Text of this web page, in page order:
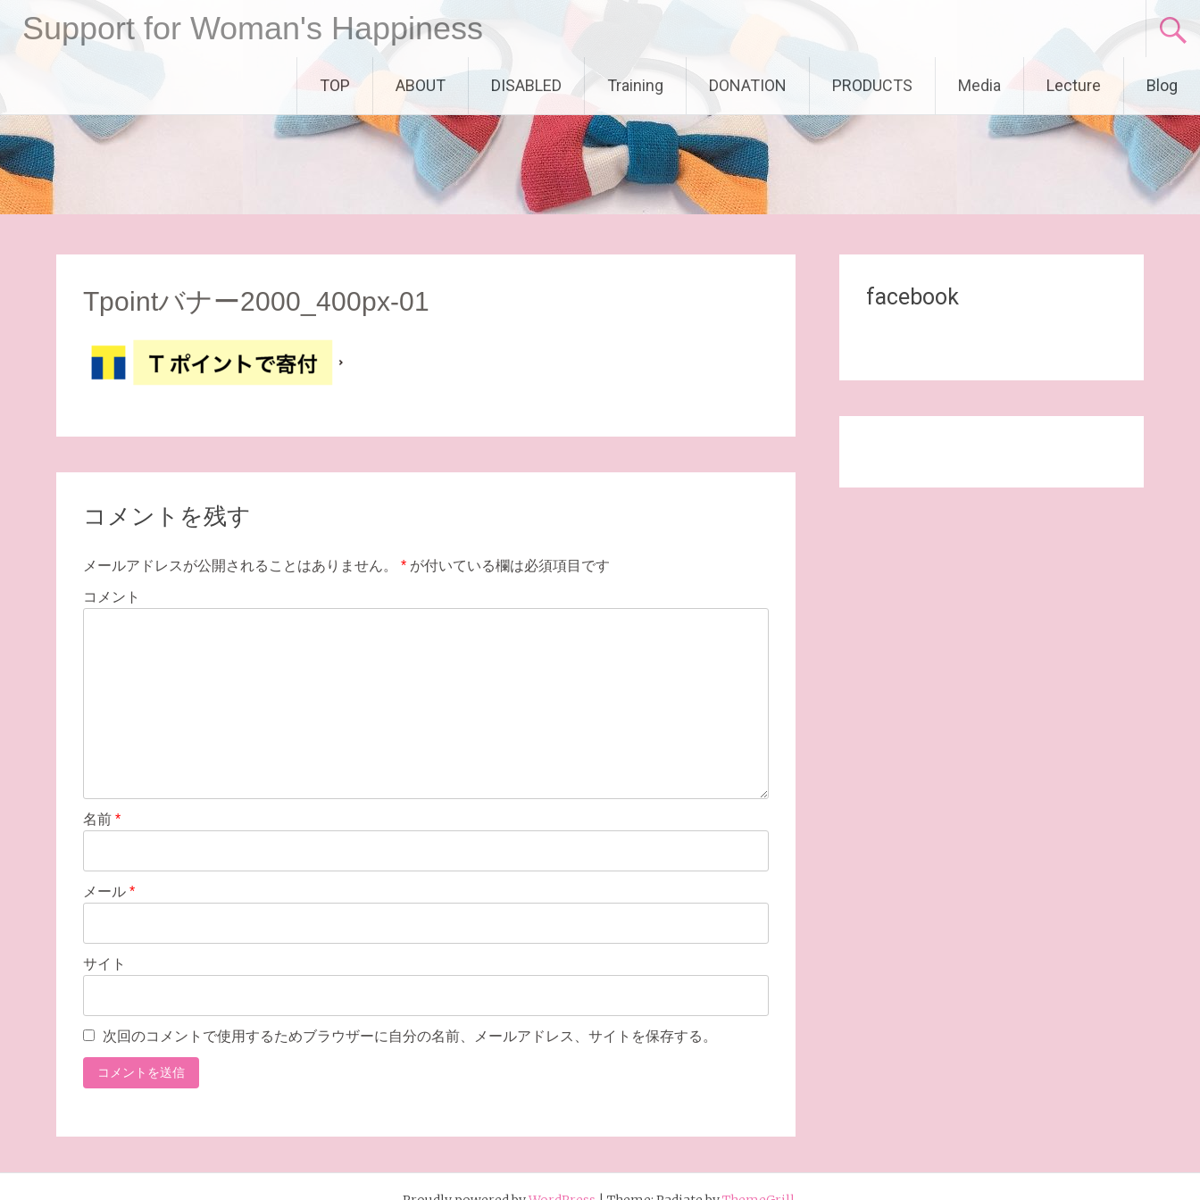
へ
ス
キ
ッ
プ
Support for Woman's Happiness
TOP ABOUT DISABLED Training DONATION PRODUCTS Media Lecture Blog
Tpointバナー2000_400px-01
コメントを残す
メールアドレスが公開されることはありません。 * が付いている欄は必須項目です
コメント
名前 *
メール *
サイト
次回のコメントで使用するためブラウザーに自分の名前、メールアドレス、サイトを保存する。
facebook